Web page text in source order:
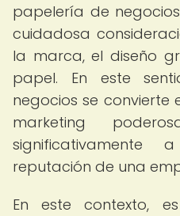
papelería de
cuidadosa
la marca, el diseño
papel. En este
negocios se convierte
marketing
reputación de una
En este contexto,